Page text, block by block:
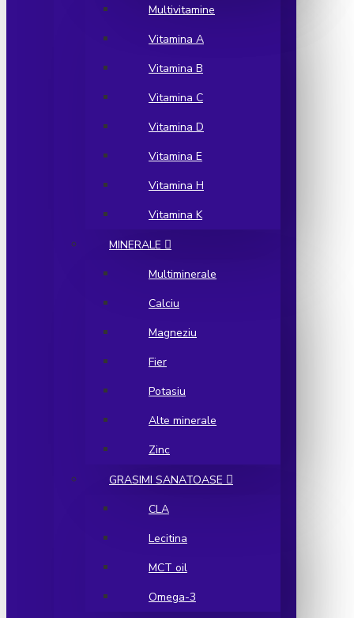
Multivitamine
Vitamina A
Vitamina B
Vitamina C
Vitamina D
Vitamina E
Vitamina H
Vitamina K
MINERALE
Multiminerale
Calciu
Magneziu
Fier
Potasiu
Alte minerale
Zinc
GRASIMI SANATOASE
CLA
Lecitina
MCT oil
Omega-3